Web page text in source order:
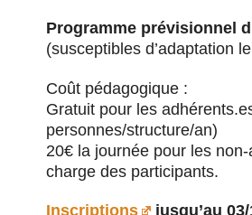
Programme prévisionnel
(susceptibles d’adaptation
Coût pédagogique :
Gratuit pour les
personnes/structure/an)
20€ la journée pour les
charge des participants.
Inscriptions
jusqu’au